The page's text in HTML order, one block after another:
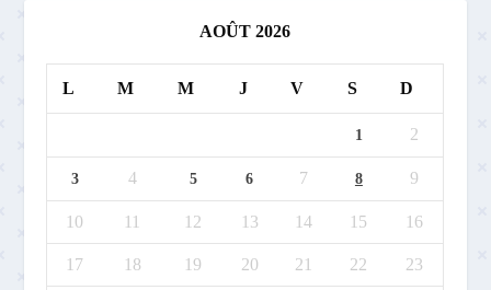
AOÛT 2026
L M M J V S D
1 2
3 4 5 6 7 8 9
10 11 12 13 14 15 16
17 18 19 20 21 22 23